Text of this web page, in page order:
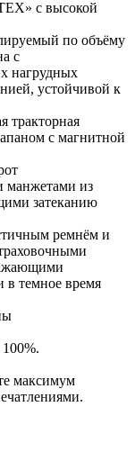
с высокой
по объёму
с
нагрудных
устойчивой к
тракторная
с магнитной
манжетами из
затеканию
ремнём и
в темное время
максимум